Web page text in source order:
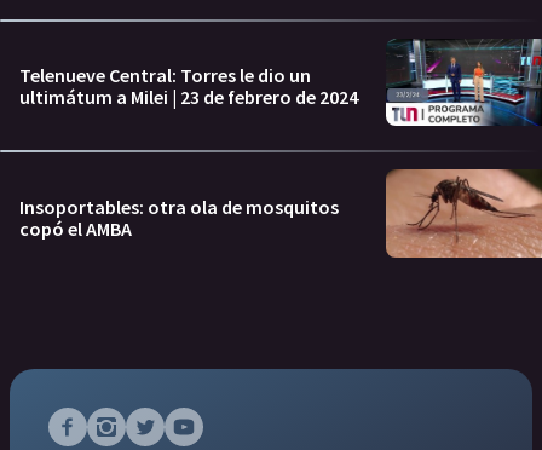
Telenueve Central: Torres le dio un
ultimátum a Milei | 23 de febrero de 2024
Insoportables: otra ola de mosquitos
copó el AMBA